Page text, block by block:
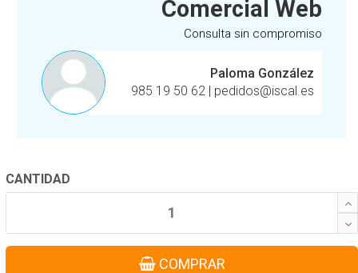
Comercial Web
Consulta sin compromiso
Paloma González
985 19 50 62 | pedidos@iscal.es
CANTIDAD
COMPRAR